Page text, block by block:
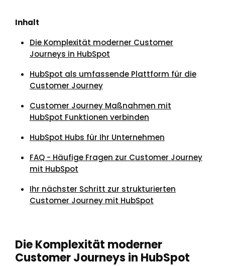
Inhalt
Die Komplexität moderner Customer
Journeys in HubSpot
HubSpot als umfassende Plattform für die
Customer Journey
Customer Journey Maßnahmen mit
HubSpot Funktionen verbinden
HubSpot Hubs für Ihr Unternehmen
FAQ - Häufige Fragen zur Customer Journey
mit HubSpot
Ihr nächster Schritt zur strukturierten
Customer Journey mit HubSpot
Die Komplexität moderner
Customer Journeys in HubSpot